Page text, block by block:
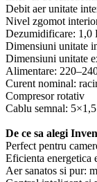
Debit aer unitate
Nivel zgomot
Dezumidificare: 1,0
Dimensiuni unitate
Dimensiuni unitate
Alimentare:
Curent nominal:
Compresor rotativ
Cablu semnal:
De ce sa alegi
Perfect pentru
Eficienta energetica
Aer sanatos si pur: